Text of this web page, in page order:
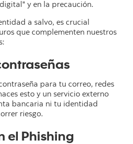
y en la precaución.
a salvo, es crucial
que complementen nuestros
para tu correo, redes
esto y un servicio externo
bancaria ni tu identidad
riesgo.
el Phishing